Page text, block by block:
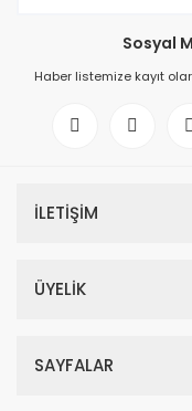
Sosyal
Haber listemize kayıt
İLETİŞİM
ÜYELİK
SAYFALAR